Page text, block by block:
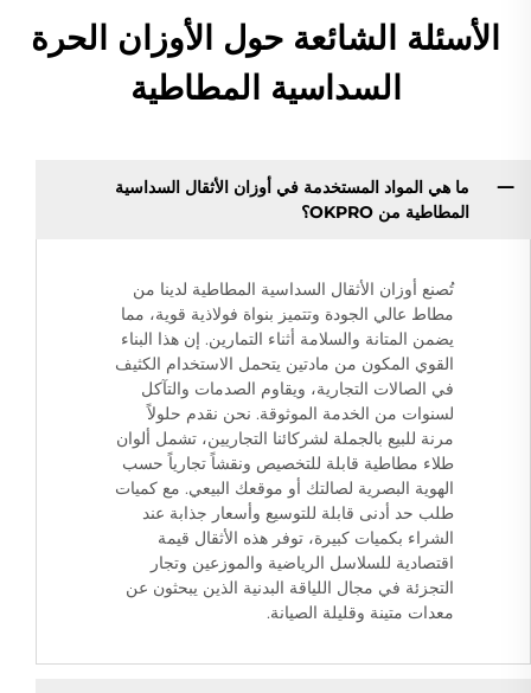
الأسئلة الشائعة حول الأوزان الحرة
السداسية المطاطية
ما هي المواد المستخدمة في أوزان الأثقال السداسية
المطاطية من OKPRO؟
تُصنع أوزان الأثقال السداسية المطاطية لدينا من
مطاط عالي الجودة وتتميز بنواة فولاذية قوية، مما
يضمن المتانة والسلامة أثناء التمارين. إن هذا البناء
القوي المكون من مادتين يتحمل الاستخدام الكثيف
في الصالات التجارية، ويقاوم الصدمات والتآكل
لسنوات من الخدمة الموثوقة. نحن نقدم حلولاً
مرنة للبيع بالجملة لشركائنا التجاريين، تشمل ألوان
طلاء مطاطية قابلة للتخصيص ونقشاً تجارياً حسب
الهوية البصرية لصالتك أو موقعك البيعي. مع كميات
طلب حد أدنى قابلة للتوسيع وأسعار جذابة عند
الشراء بكميات كبيرة، توفر هذه الأثقال قيمة
اقتصادية للسلاسل الرياضية والموزعين وتجار
التجزئة في مجال اللياقة البدنية الذين يبحثون عن
معدات متينة وقليلة الصيانة.